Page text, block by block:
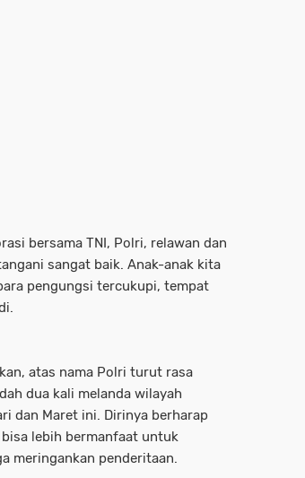
bersama TNI, Polri, relawan dan
sangat baik. Anak-anak kita
pengungsi tercukupi, tempat
atas nama Polri turut rasa
dua kali melanda wilayah
dan Maret ini. Dirinya berharap
lebih bermanfaat untuk
meringankan penderitaan.